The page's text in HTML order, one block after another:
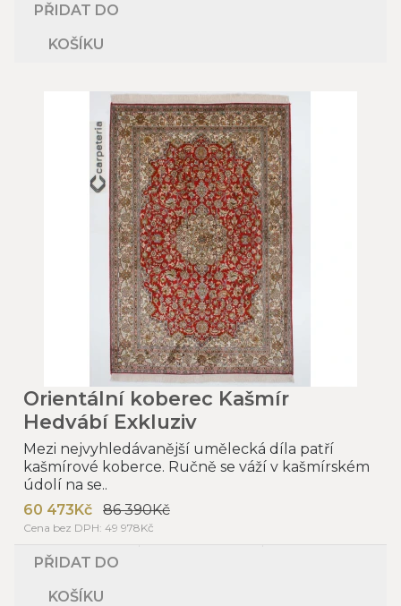
PŘIDAT DO
KOŠÍKU
Orientální koberec Kašmír
Hedvábí Exkluziv
Mezi nejvyhledávanější umělecká díla patří
kašmírové koberce. Ručně se váží v kašmírském
údolí na se..
60 473Kč
86 390Kč
Cena bez DPH: 49 978Kč
PŘIDAT DO
KOŠÍKU